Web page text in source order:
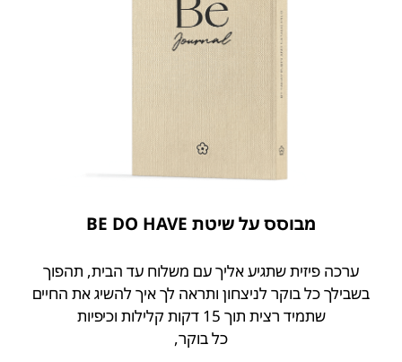
מבוסס על שיטת BE DO HAVE
ערכה פיזית שתגיע אליך עם משלוח עד הבית, תהפוך
בשבילך כל בוקר לניצחון ותראה לך איך להשיג את החיים
שתמיד רצית תוך 15 דקות קלילות וכיפיות
כל בוקר,